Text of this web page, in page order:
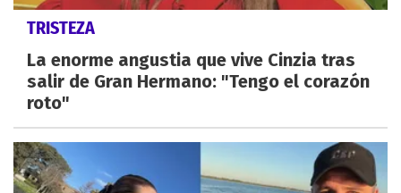
TRISTEZA
La enorme angustia que vive Cinzia tras
salir de Gran Hermano: "Tengo el corazón
roto"